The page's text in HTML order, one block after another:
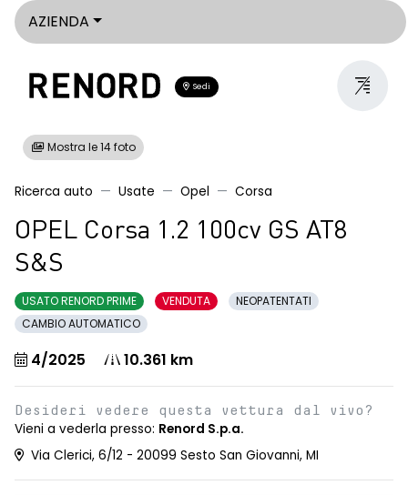
AZIENDA
Sedi
Mostra le 14 foto
Ricerca auto Usate Opel Corsa
OPEL Corsa 1.2 100cv GS AT8
S&S
USATO RENORD PRIME VENDUTA
NEOPATENTATI
CAMBIO AUTOMATICO
4/2025 10.361 km
Desideri vedere questa vettura dal vivo?
Vieni a vederla presso: Renord S.p.a.
Via Clerici, 6/12 - 20099 Sesto San Giovanni, MI